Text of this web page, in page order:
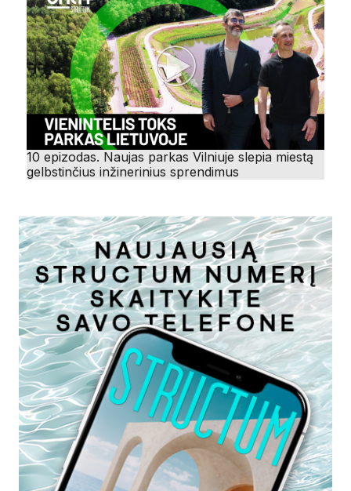
10 epizodas. Naujas parkas Vilniuje slepia miestą
gelbstinčius inžinerinius sprendimus